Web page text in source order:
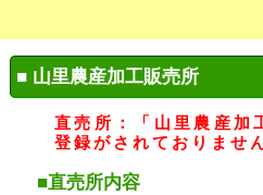
■ 山里農産加工販売所
直売所：「山里農産加
登録がされておりませ
■直売所内容